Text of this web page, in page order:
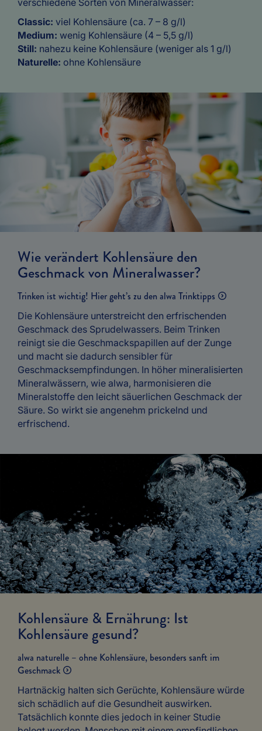
Classic: viel Kohlensäure (ca. 7 – 8 g/l)
Medium: wenig Kohlensäure (4 – 5,5 g/l)
Still: nahezu keine Kohlensäure (weniger als 1 g/l)
Naturelle: ohne Kohlensäure
Wie verändert Kohlensäure den
Geschmack von Mineralwasser?
Trinken ist wichtig! Hier geht’s zu den alwa Trinktipps
Die Kohlensäure unterstreicht den erfrischenden
Geschmack des Sprudelwassers. Beim Trinken
reinigt sie die Geschmackspapillen auf der Zunge
und macht sie dadurch sensibler für
Geschmacksempfindungen. In höher mineralisierten
Mineralwässern, wie alwa, harmonisieren die
Mineralstoffe den leicht säuerlichen Geschmack der
Säure. So wirkt sie angenehm prickelnd und
erfrischend.
Kohlensäure & Ernährung: Ist
Kohlensäure gesund?
alwa naturelle – ohne Kohlensäure, besonders sanft im
Geschmack
Hartnäckig halten sich Gerüchte, Kohlensäure würde
sich schädlich auf die Gesundheit auswirken.
Tatsächlich konnte dies jedoch in keiner Studie